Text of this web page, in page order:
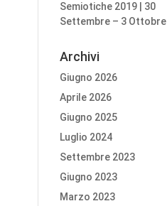
Semiotiche 2019 | 30
Settembre – 3 Ottobre
Archivi
Giugno 2026
Aprile 2026
Giugno 2025
Luglio 2024
Settembre 2023
Giugno 2023
Marzo 2023